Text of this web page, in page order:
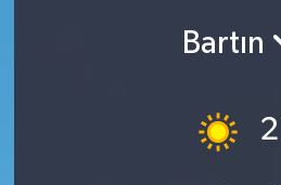
Bartın